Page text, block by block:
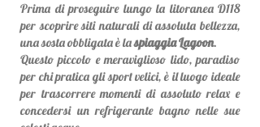
Prima di proseguire lungo la litoranea D118
per scoprire siti naturali di assoluta bellezza,
una sosta obbligata è laspiaggia Lagoon.
Questo piccolo e meraviglioso lido, paradiso
per chi pratica gli sport velici, è il luogo ideale
per trascorrere momenti di assoluto relax e
concedersi un refrigerante bagno nelle sue